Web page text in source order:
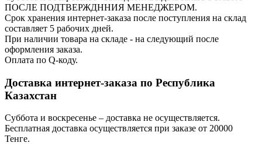
ПОСЛЕ ПОДТВЕРЖДННИЯ МЕНЕДЖЕРОМ.
Срок хранения интернет-заказа после поступления на склад
составляет 5 рабочих дней.
При наличии товара на складе - на следующий после
оформления заказа.
Оплата по Q-коду.
Доставка интернет-заказа по Республика
Казахстан
Суббота и воскресенье – доставка не осуществляется.
Бесплатная доставка осуществляется при заказе от 20000
Тенге.